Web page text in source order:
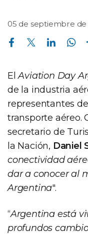
05 de septiembre de
Compartir en Facebook Compartir en Twitter Compartir en Linkedin Compartir en Whatsapp
ElAviation Day
de la industria
representantes
transporte aéreo.
secretario de
la Nación, Daniel
conectividad
dar a conocer al
Argentina".
“Argentina está
profundos